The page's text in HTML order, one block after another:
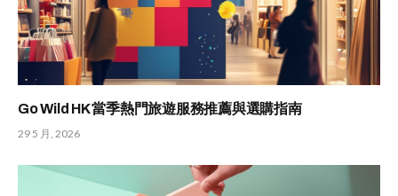
Go Wild HK 當季熱門旅遊服務推薦與選購指南
29 5 月, 2026